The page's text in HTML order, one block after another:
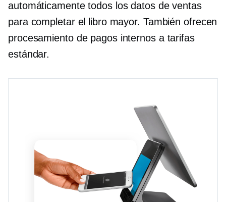
automáticamente todos los datos de ventas
para completar el libro mayor. También ofrecen
procesamiento de pagos internos a tarifas
estándar.